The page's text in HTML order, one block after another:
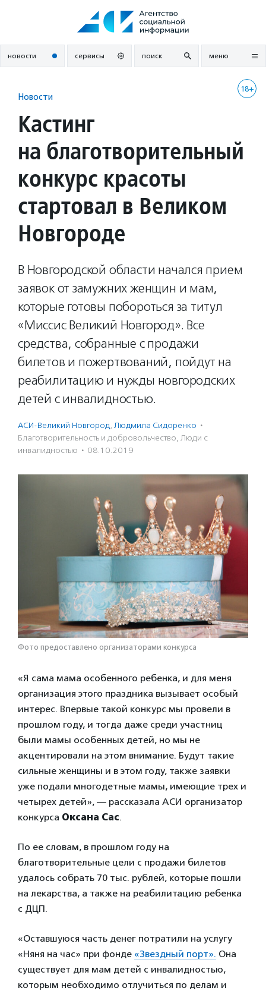
новости сервисы поиск меню
18+
Новости
Кастинг
на благотворительный
конкурс красоты
стартовал в Великом
Новгороде
В Новгородской области начался прием
заявок от замужних женщин и мам,
которые готовы побороться за титул
«Миссис Великий Новгород». Все
средства, собранные с продажи
билетов и пожертвований, пойдут на
реабилитацию и нужды новгородских
детей с инвалидностью.
АСИ-Великий Новгород, Людмила Сидоренко ·
Благотвори­тель­ность и доброволь­чест­во, Люди с
инвалидностью · 08.10.2019
Фото предоставлено организаторами конкурса
«Я сама мама особенного ребенка, и для меня
организация этого праздника вызывает особый
интерес. Впервые такой конкурс мы провели в
прошлом году, и тогда даже среди участниц
были мамы особенных детей, но мы не
акцентировали на этом внимание. Будут такие
сильные женщины и в этом году, также заявки
уже подали многодетные мамы, имеющие трех и
четырех детей», — рассказала АСИ организатор
конкурса Оксана Сас.
По ее словам, в прошлом году на
благотворительные цели с продажи билетов
удалось собрать 70 тыс. рублей, которые пошли
на лекарства, а также на реабилитацию ребенка
с ДЦП.
«Оставшуюся часть денег потратили на услугу
«Няня на час» при фонде «Звездный порт». Она
существует для мам детей с инвалидностью,
которым необходимо отлучиться по делам и